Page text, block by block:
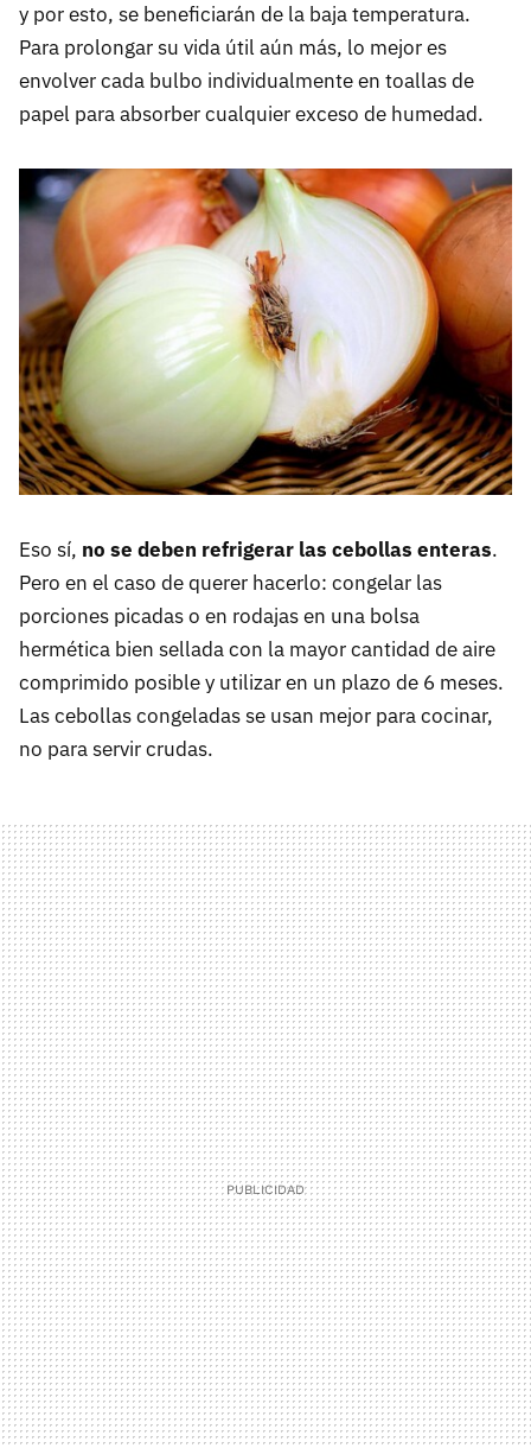
y por esto, se beneficiarán de la baja temperatura.
Para prolongar su vida útil aún más, lo mejor es
envolver cada bulbo individualmente en toallas de
papel para absorber cualquier exceso de humedad.
Eso sí, no se deben refrigerar las cebollas enteras.
Pero en el caso de querer hacerlo: congelar las
porciones picadas o en rodajas en una bolsa
hermética bien sellada con la mayor cantidad de aire
comprimido posible y utilizar en un plazo de 6 meses.
Las cebollas congeladas se usan mejor para cocinar,
no para servir crudas.